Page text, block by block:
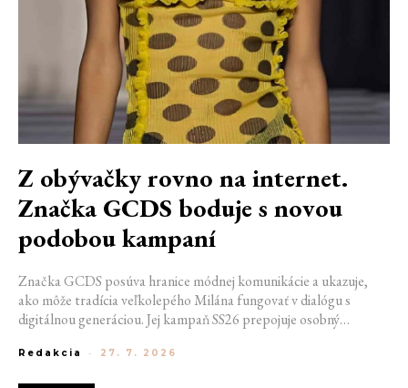
Z obývačky rovno na internet.
Značka GCDS boduje s novou
podobou kampaní
Značka GCDS posúva hranice módnej komunikácie a ukazuje,
ako môže tradícia veľkolepého Milána fungovať v dialógu s
digitálnou generáciou. Jej kampaň SS26 prepojuje osobný
spôsob, akým dnes módu vnímame a zdieľame. Zároveň
Redakcia - 27. 7. 2026